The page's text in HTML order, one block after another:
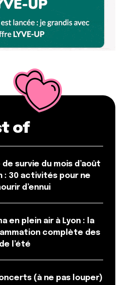
commentaire.
of
de survie du mois d’août
: 30 activités pour ne
d’ennui
en plein air à Lyon : la
complète des
l’été
(à ne pas louper)